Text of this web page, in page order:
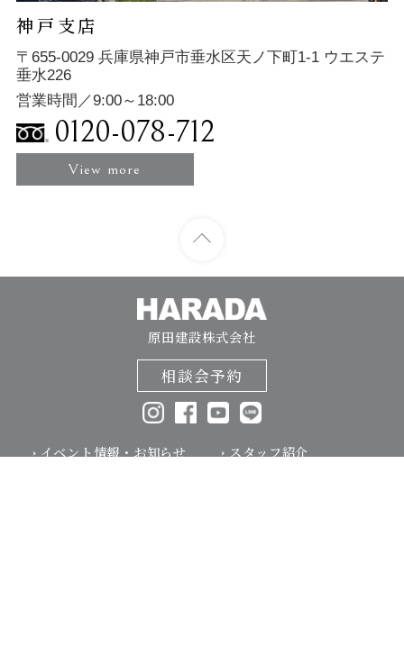
神戸支店
〒655-0029 兵庫県神戸市垂水区天ノ下町1-1 ウエステ
垂水226
営業時間／9:00～18:00
0120-078-712
View more
原田建設株式会社
相談会予約
イベント情報・お知らせ
スタッフ紹介
相談会予約 お電話はこちらから